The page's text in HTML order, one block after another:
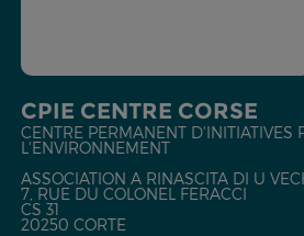
CPIE CENTRE CORSE
CENTRE PERMANENT D'INITIATIVES
L'ENVIRONNEMENT
ASSOCIATION A RINASCITA DI U
7, RUE DU COLONEL FERACCI
CS 31
20250 CORTE